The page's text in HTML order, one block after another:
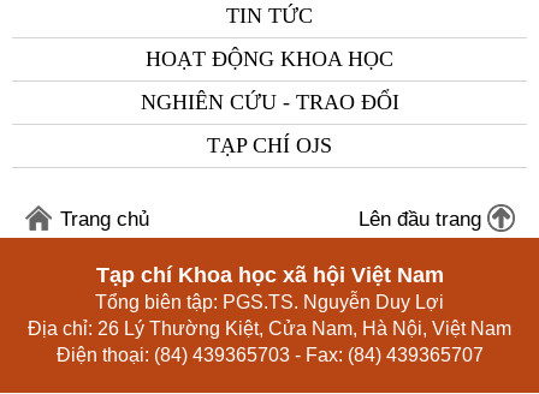
TIN TỨC
HOẠT ĐỘNG KHOA HỌC
NGHIÊN CỨU - TRAO ĐỔI
TẠP CHÍ OJS
Trang chủ Lên đầu trang
Tạp chí Khoa học xã hội Việt Nam
Tổng biên tập: PGS.TS. Nguyễn Duy Lợi
Địa chỉ: 26 Lý Thường Kiệt, Cửa Nam, Hà Nội, Việt Nam
Điện thoại: (84) 439365703 - Fax: (84) 439365707